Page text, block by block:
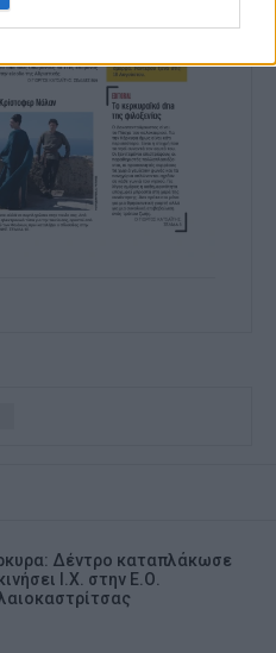
Δέντρο καταπλάκωσε
Ι.Χ. στην Ε.Ο.